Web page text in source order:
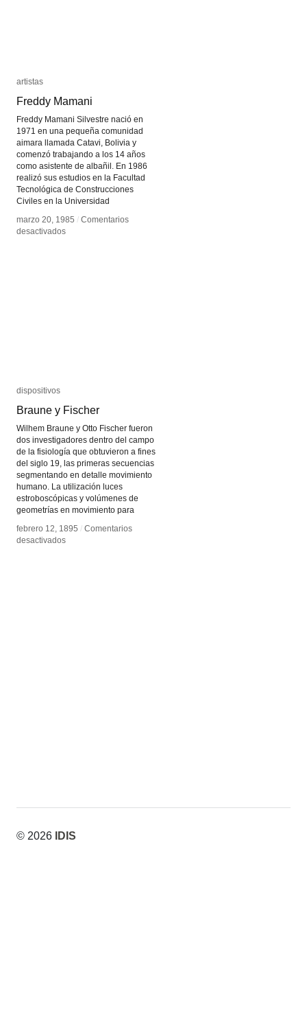
artistas
Freddy Mamani
Freddy Mamani Silvestre nació en
1971 en una pequeña comunidad
aimara llamada Catavi, Bolivia y
comenzó trabajando a los 14 años
como asistente de albañil. En 1986
realizó sus estudios en la Facultad
Tecnológica de Construcciones
Civiles en la Universidad
marzo 20, 1985 / Comentarios
desactivadosen
artistas
Freddy Mamani
marzo 20, 1985 / Comentarios
desactivadosen
dispositivos
Braune y Fischer
Wilhem Braune y Otto Fischer fueron
dos investigadores dentro del campo
de la fisiología que obtuvieron a fines
del siglo 19, las primeras secuencias
segmentando en detalle movimiento
humano. La utilización luces
estroboscópicas y volúmenes de
geometrías en movimiento para
febrero 12, 1895 / Comentarios
desactivadosen
dispositivos
Braune y Fischer
febrero 12, 1895 / Comentarios
desactivadosen
© 2026 IDIS